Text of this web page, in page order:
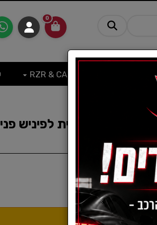
0
מקצועית לפיניש
SONAX
₪